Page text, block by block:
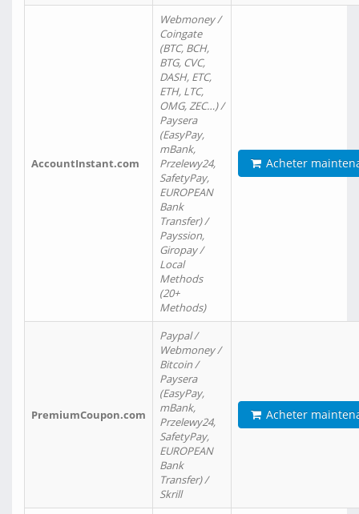
AccountInstant.com
Webmoney /
Coingate
(BTC, BCH,
BTG, CVC,
DASH, ETC,
ETH, LTC,
OMG, ZEC…) /
Paysera
(EasyPay,
mBank,
Przelewy24,
SafetyPay,
EUROPEAN
Bank
Transfer) /
Payssion,
Giropay /
Local
Methods
(20+
Methods)
Acheter
PremiumCoupon.com
Paypal /
Webmoney /
Bitcoin /
Paysera
(EasyPay,
mBank,
Przelewy24,
SafetyPay,
EUROPEAN
Bank
Transfer) /
Skrill
Acheter